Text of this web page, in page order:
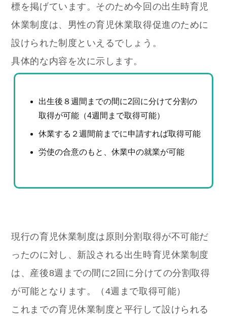
標を掲げています。 そのため今回の出生時育児
休業制度は、男性の育児休業取得促進のために
設けられた制度といえるでしょう。
具体的な内容を次に示します。
出生後８週間までの間に2回に分けて分割の
取得が可能（4週間まで取得可能）
休業する２週間前までに申請すれば取得可能
労使の合意のもと、休業中の就業が可能
現行の育児休業制度は原則分割取得が不可能だ
ったのに対し、新設される出生時育児休業制度
は、産後8週までの間に2回に分けての分割取得
が可能となります。（4週まで取得可能）
これまでの育児休業制度と平行して設けられる